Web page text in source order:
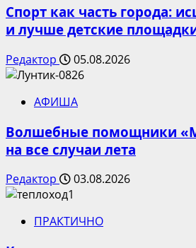
Спорт как часть города:
и лучше детские
Редактор 05.08.2026
АФИША
Волшебные помощники
на все случаи лета
Редактор 03.08.2026
ПРАКТИЧНО